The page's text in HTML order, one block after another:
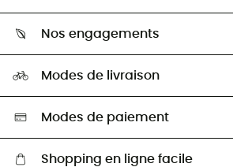
Guide des tailles
Seconde Main
Aide & Contact
HardGuides
Nos engagements
Sélection éco-responsable
Modes de livraison
Modes de paiement
Shopping en ligne facile